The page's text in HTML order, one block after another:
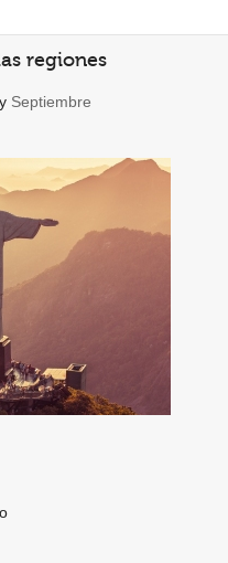
regiones
y Septiembre